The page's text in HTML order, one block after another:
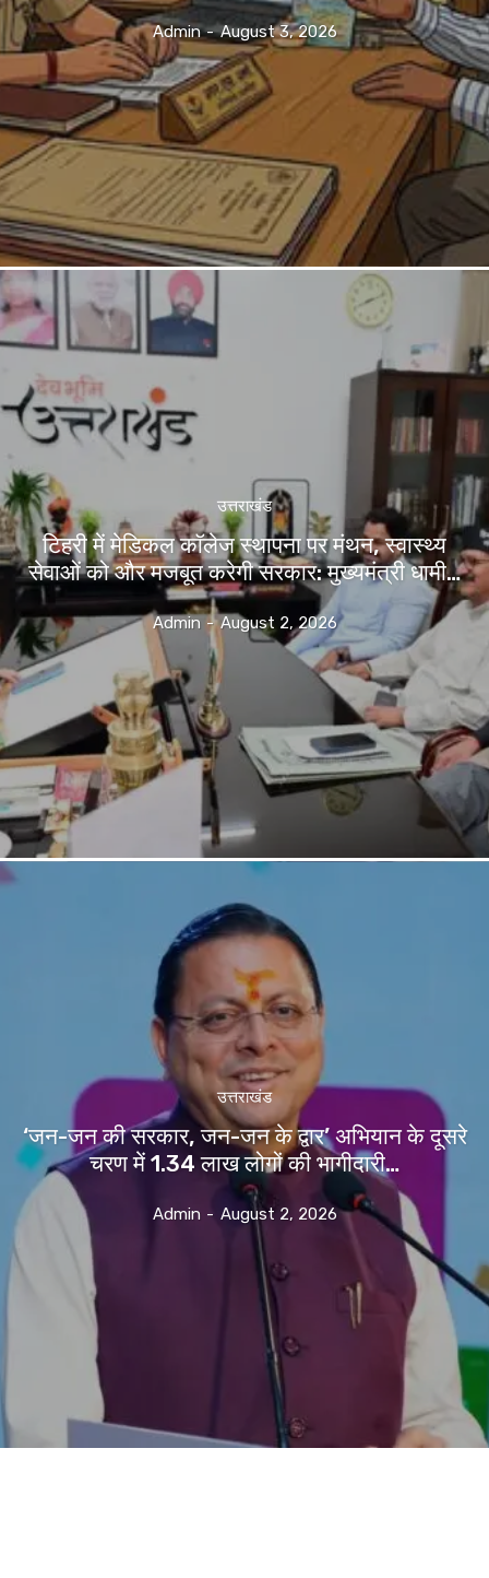
Admin - August 3, 2026
उत्तराखंड
टिहरी में मेडिकल कॉलेज स्थापना पर मंथन, स्वास्थ्य
सेवाओं को और मजबूत करेगी सरकार: मुख्यमंत्री धामी…
Admin - August 2, 2026
उत्तराखंड
‘जन-जन की सरकार, जन-जन के द्वार’ अभियान के दूसरे
चरण में 1.34 लाख लोगों की भागीदारी…
Admin - August 2, 2026